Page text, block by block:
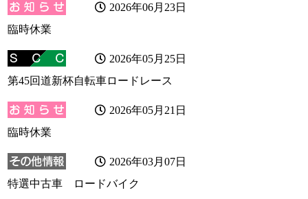
2026年06月23日
臨時休業
2026年05月25日
第45回道新杯自転車ロードレース
2026年05月21日
臨時休業
2026年03月07日
特選中古車 ロードバイク